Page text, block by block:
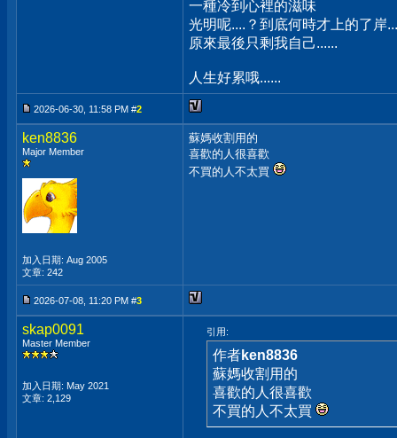
一種冷到心裡的滋味
光明呢....？到底何時才上的了岸
原來最後只剩我自己......
人生好累哦......
2026-06-30, 11:58 PM #2
ken8836
Major Member
加入日期: Aug 2005
文章: 242
蘇媽收割用的
喜歡的人很喜歡
不買的人不太買
2026-07-08, 11:20 PM #3
skap0091
Master Member
加入日期: May 2021
文章: 2,129
引用:
作者ken8836
蘇媽收割用的
喜歡的人很喜歡
不買的人不太買